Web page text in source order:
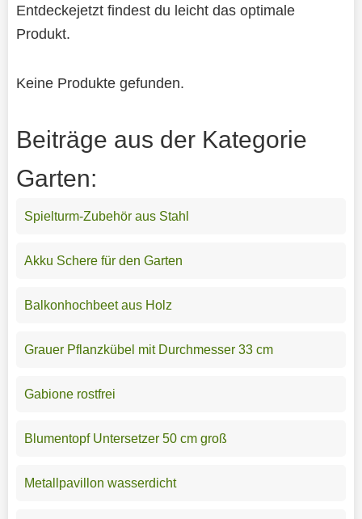
Entdeckejetzt findest du leicht das optimale
Produkt.
Keine Produkte gefunden.
Beiträge aus der Kategorie
Garten:
Spielturm-Zubehör aus Stahl
Akku Schere für den Garten
Balkonhochbeet aus Holz
Grauer Pflanzkübel mit Durchmesser 33 cm
Gabione rostfrei
Blumentopf Untersetzer 50 cm groß
Metallpavillon wasserdicht